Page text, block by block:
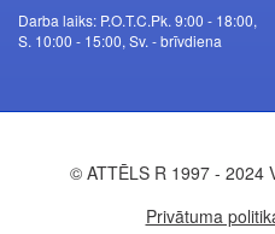
Darba laiks: P.O.T.C.Pk. 9:00 - 18:00,
S. 10:00 - 15:00, Sv. - brīvdiena
© ATTĒLS R 1997 - 2024
Privātuma